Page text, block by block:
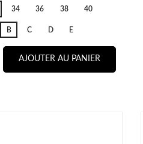
34 36 38 40
B C D E
AJOUTER AU PANIER